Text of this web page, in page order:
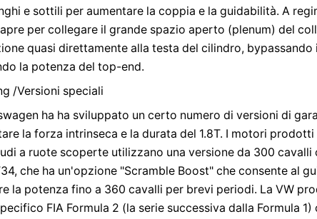
e sottili per aumentare la coppia e la guidabilità. A
per collegare il grande spazio aperto (plenum) del
quasi direttamente alla testa del cilindro, bypassando
la potenza del top-end.
/Versioni speciali
ha ha sviluppato un certo numero di versioni di
la forza intrinseca e la durata del 1.8T. I motori prodotti
a ruote scoperte utilizzano una versione da 300 cavalli
che ha un'opzione "Scramble Boost" che consente al
la potenza fino a 360 cavalli per brevi periodi. La VW
FIA Formula 2 (la serie successiva dalla Formula